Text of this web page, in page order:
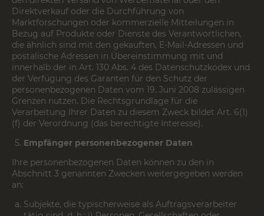
Direktverkauf oder die Durchführung von
Marktforschungen oder kommerzielle Mitteilungen in
Bezug auf Produkte oder Dienste des Verantwortlichen,
die ähnlich sind mit den gekauften, E-Mail-Adressen und
postalische Adressen in Übereinstimmung mit und
innerhalb der in Art. 130 Abs. 4 des Datenschutzkodex und
der Verfügung des Garanten für den Schutz der
personenbezogenen Daten vom 19. Juni 2008 zulässigen
Grenzen nutzen. Die Rechtsgrundlage für die
Verarbeitung Ihrer Daten zu diesem Zweck bildet Art. 6(1)
(f) der Verordnung (das berechtigte Interesse).
Empfänger personenbezogener Daten
Ihre personenbezogenen Daten können zu den in
Abschnitt 3 genannten Zwecken weitergegeben werden
an:
Subjekte, die typischerweise als Auftragsverarbeiter